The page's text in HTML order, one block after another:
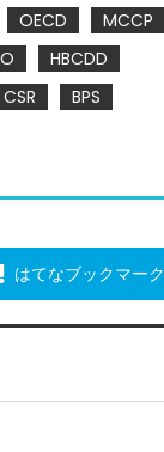
OECD
MCCP
HBCDD
CSR
BPS
はてなブックマーク